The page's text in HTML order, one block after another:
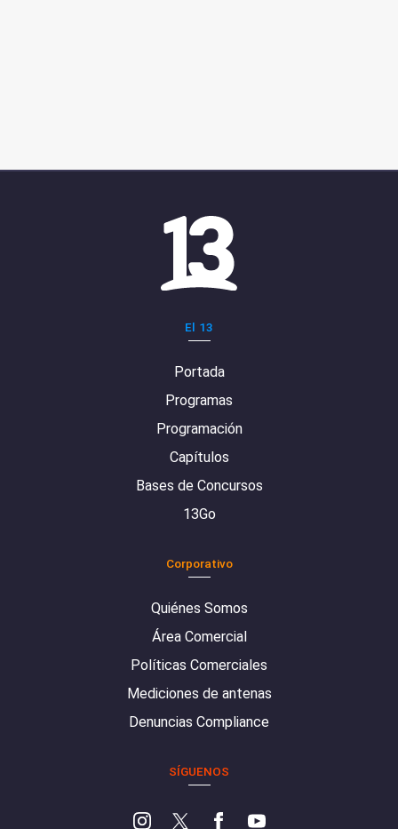
El 13
Portada
Programas
Programación
Capítulos
Bases de Concursos
13Go
Corporativo
Quiénes Somos
Área Comercial
Políticas Comerciales
Mediciones de antenas
Denuncias Compliance
SÍGUENOS